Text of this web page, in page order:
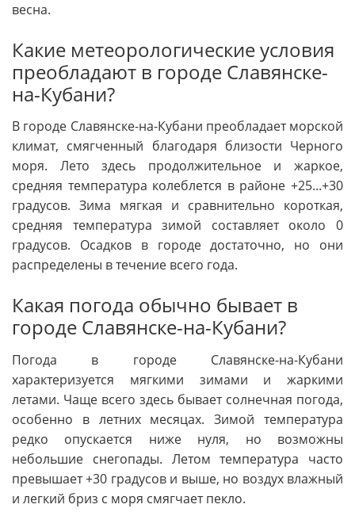
весна.
Какие метеорологические условия
преобладают в городе Славянске-
на-Кубани?
В городе Славянске-на-Кубани преобладает морской
климат, смягченный благодаря близости Черного
моря. Лето здесь продолжительное и жаркое,
средняя температура колеблется в районе +25...+30
градусов. Зима мягкая и сравнительно короткая,
средняя температура зимой составляет около 0
градусов. Осадков в городе достаточно, но они
распределены в течение всего года.
Какая погода обычно бывает в
городе Славянске-на-Кубани?
Погода в городе Славянске-на-Кубани
характеризуется мягкими зимами и жаркими
летами. Чаще всего здесь бывает солнечная погода,
особенно в летних месяцах. Зимой температура
редко опускается ниже нуля, но возможны
небольшие снегопады. Летом температура часто
превышает +30 градусов и выше, но воздух влажный
и легкий бриз с моря смягчает пекло.